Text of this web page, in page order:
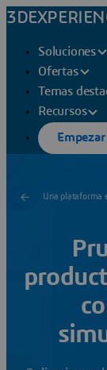
Soluciones
Ofertas
Temas
Recursos
Empezar
Una plataforma